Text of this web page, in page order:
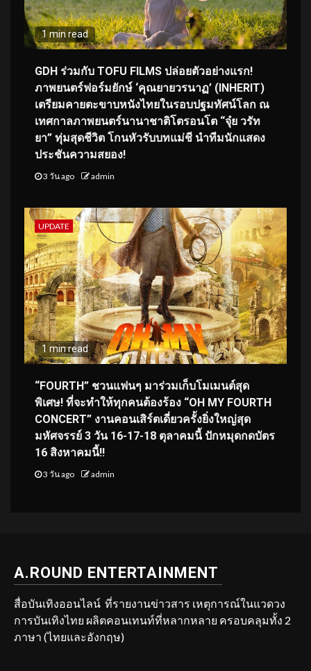
1 min read
GDH ร่วมกับ TOFU FILMS ปล่อยตัวอย่างแรก!
ภาพยนตร์ฟอร์มยักษ์ ‘คุณยายวรนาฏ’ (INHERIT)
เตรียมคายตะขาบหนังไทยในรอบปฐมทัศน์โลก ณ
เทศกาลภาพยนตร์นานาชาติโตรอนโต “จุ๋ย วรัท
ยา” ทุ่มสุดชีวิต โกนหัวรับบทแม่ชี นำทีมนักแสดง
ประชันความสยอง!
3 วัน ago admin
UPDATE
1 min read
“FOURTH” ชวนแฟนๆ มาร่วมเก็บโมเมนต์สุด
พิเศษ! ที่จะทำให้ทุกคนต้องร้อง “OH MY FOURTH
CONCERT” งานคอนเสิร์ตเดี่ยวครั้งยิ่งใหญ่สุด
มหัศจรรย์ 3 วัน 16-17-18 ตุลาคมนี้ ปักหมุดกดบัตร
16 สิงหาคมนี้!!
3 วัน ago admin
A.ROUND ENTERTAINMENT
สื่อบันเทิงออนไลน์ ที่รายงานข่าวสาร เหตุการณ์ในแวดวง
การบันเทิงไทย ผลิตคอนเทนท์ที่หลากหลาย ครอบคลุมทั้ง 2
ภาษา (ไทยและอังกฤษ)